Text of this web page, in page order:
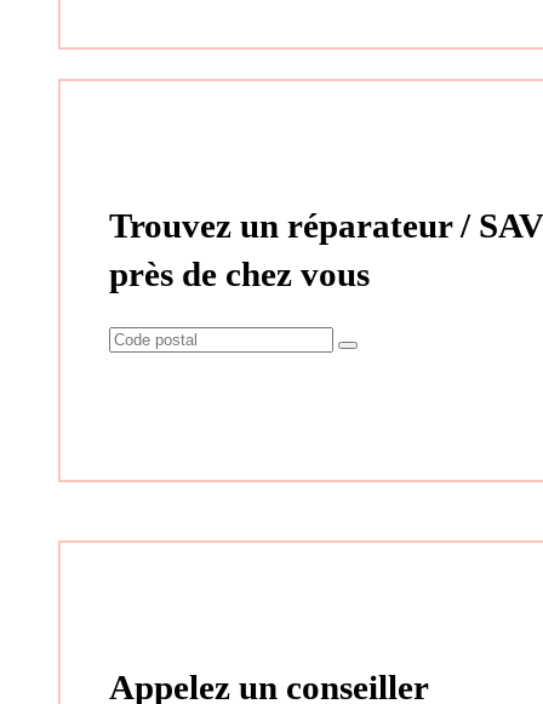
Trouvez un réparateur / SAV
près de chez vous
Appelez un conseiller